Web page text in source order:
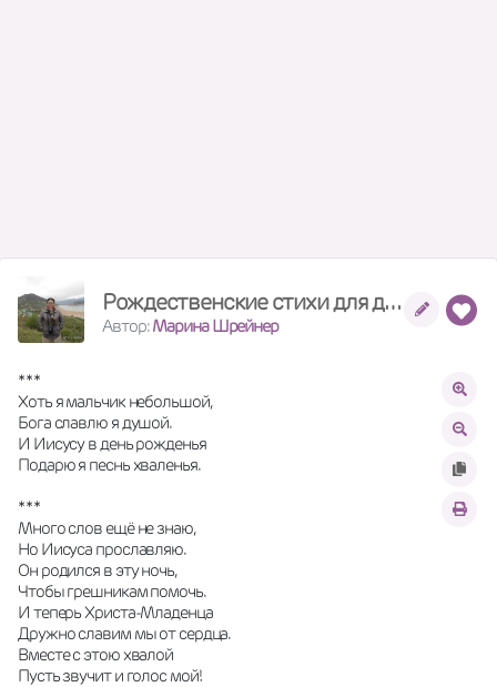
Рождественские стихи для детей
Автор:Марина Шрейнер
* * *
Хоть я мальчик небольшой,
Бога славлю я душой.
И Иисусу в день рожденья
Подарю я песнь хваленья.
* * *
Много слов ещё не знаю,
Но Иисуса прославляю.
Он родился в эту ночь,
Чтобы грешникам помочь.
И теперь Христа-Младенца
Дружно славим мы от сердца.
Вместе с этою хвалой
Пусть звучит и голос мой!